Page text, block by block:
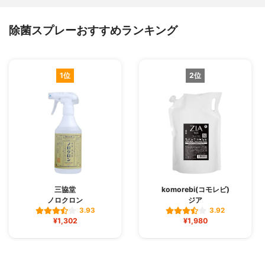
除菌スプレーおすすめランキング
1位
三協堂
ノロクロン
3.93
¥1,302
2位
komorebi(コモレビ)
ジア
3.92
¥1,980